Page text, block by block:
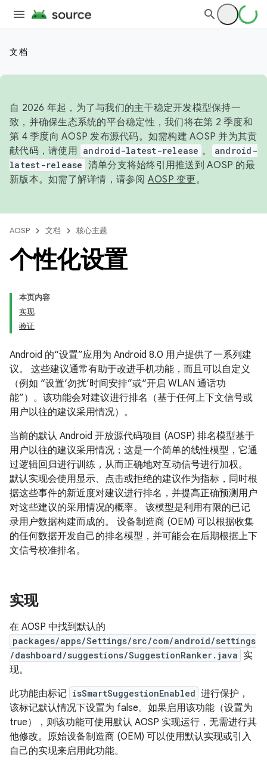
文档
自 2026 年起，为了与我们的主干稳定开发模型保持一
致，并确保生态系统的平台稳定性，我们将在第 2 季度和
第 4 季度向 AOSP 发布源代码。如需构建 AOSP 并为其贡
献代码，请使用 android-latest-release 。
android-
latest-release 清单分支将始终引用推送到 AOSP 的最
新版本。如需了解详情，请参阅 AOSP 变更。
AOSP 文档 核心主题
个性化设置
本页内容
实现
验证
Android 的“设置”应用为 Android 8.0 用户提供了一系列建
议。 这些建议通常有助于改进手机功能，而且可以自定义
（例如 “设置‘勿扰’时间安排”或“开启 WLAN 通话功
能”）。该功能会对建议进行排名（基于任何上下文信号或
用户以往的建议采用情况）。
当前的默认 Android 开放源代码项目 (AOSP) 排名模型基于
用户以往的建议采用情况；这是一个简单的线性模型，它通
过逻辑回归进行训练，从而正确地对互动信号进行加权。
默认实现会使用显示、点击或拒绝的建议作为指标，同时根
据这些事件的新近度对建议进行排名，并提高正确预测用户
对这些建议的采用情况的概率。 该模型是利用有限的已记
录用户数据构建而成的。 设备制造商 (OEM) 可以根据收集
的任何数据开发自己的排名模型，并可能会在后期根据上下
文信号校准排名。
实现
在 AOSP 中找到默认的
packages/apps/Settings/src/com/android/settings
/dashboard/suggestions/SuggestionRanker.java 实
现。
此功能由标记 isSmartSuggestionEnabled 进行保护，
该标记默认情况下设置为 false。如果启用该功能（设置为
true），则该功能可使用默认 AOSP 实现运行，无需进行其
他修改。原始设备制造商 (OEM) 可以使用默认实现或引入
自己的实现来启用此功能。